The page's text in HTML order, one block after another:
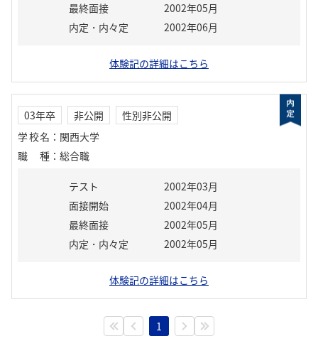
最終面接
2002年05月
内定・内々定
2002年06月
体験記の詳細はこちら
03年卒 非公開
性別非公開
学校名 ： 関西大学
職種 ： 総合職
テスト
2002年03月
面接開始
2002年04月
最終面接
2002年05月
内定・内々定
2002年05月
体験記の詳細はこちら
1